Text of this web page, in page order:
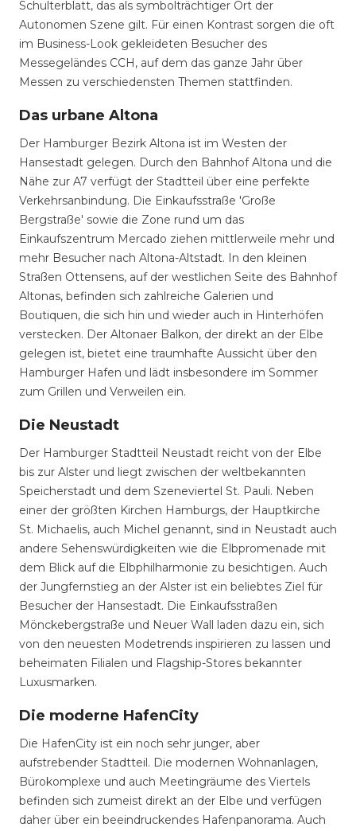
Schulterblatt, das als symbolträchtiger Ort der
Autonomen Szene gilt. Für einen Kontrast sorgen die oft
im Business-Look gekleideten Besucher des
Messegeländes CCH, auf dem das ganze Jahr über
Messen zu verschiedensten Themen stattfinden.
Das urbane Altona
Der Hamburger Bezirk Altona ist im Westen der
Hansestadt gelegen. Durch den Bahnhof Altona und die
Nähe zur A7 verfügt der Stadtteil über eine perfekte
Verkehrsanbindung. Die Einkaufsstraße 'Große
Bergstraße' sowie die Zone rund um das
Einkaufszentrum Mercado ziehen mittlerweile mehr und
mehr Besucher nach Altona-Altstadt. In den kleinen
Straßen Ottensens, auf der westlichen Seite des Bahnhof
Altonas, befinden sich zahlreiche Galerien und
Boutiquen, die sich hin und wieder auch in Hinterhöfen
verstecken. Der Altonaer Balkon, der direkt an der Elbe
gelegen ist, bietet eine traumhafte Aussicht über den
Hamburger Hafen und lädt insbesondere im Sommer
zum Grillen und Verweilen ein.
Die Neustadt
Der Hamburger Stadtteil Neustadt reicht von der Elbe
bis zur Alster und liegt zwischen der weltbekannten
Speicherstadt und dem Szeneviertel St. Pauli. Neben
einer der größten Kirchen Hamburgs, der Hauptkirche
St. Michaelis, auch Michel genannt, sind in Neustadt auch
andere Sehenswürdigkeiten wie die Elbpromenade mit
dem Blick auf die Elbphilharmonie zu besichtigen. Auch
der Jungfernstieg an der Alster ist ein beliebtes Ziel für
Besucher der Hansestadt. Die Einkaufsstraßen
Mönckebergstraße und Neuer Wall laden dazu ein, sich
von den neuesten Modetrends inspirieren zu lassen und
beheimaten Filialen und Flagship-Stores bekannter
Luxusmarken.
Die moderne HafenCity
Die HafenCity ist ein noch sehr junger, aber
aufstrebender Stadtteil. Die modernen Wohnanlagen,
Bürokomplexe und auch Meetingräume des Viertels
befinden sich zumeist direkt an der Elbe und verfügen
daher über ein beeindruckendes Hafenpanorama. Auch